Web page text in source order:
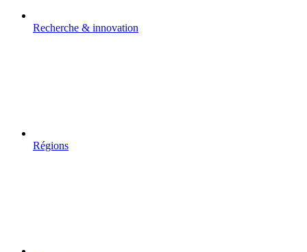
Recherche & innovation
Régions